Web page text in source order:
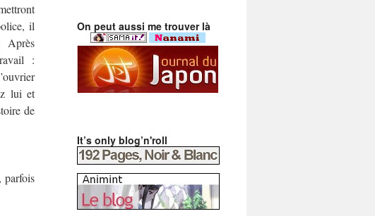
il
Après
:
lui et
de
parfois
On peut aussi me trouver là
It’s only blog’n'roll